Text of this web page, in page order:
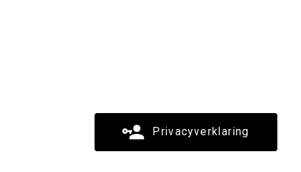
Privacyverklaring